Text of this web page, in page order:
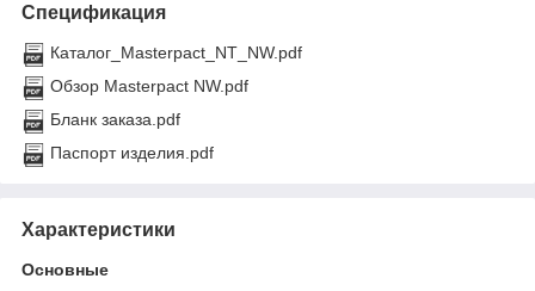
Спецификация
Каталог_Masterpact_NT_NW.pdf
Обзор Masterpact NW.pdf
Бланк заказа.pdf
Паспорт изделия.pdf
Характеристики
Основные